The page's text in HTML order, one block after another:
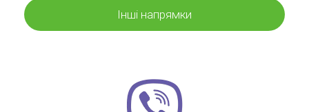
Інші напрямки